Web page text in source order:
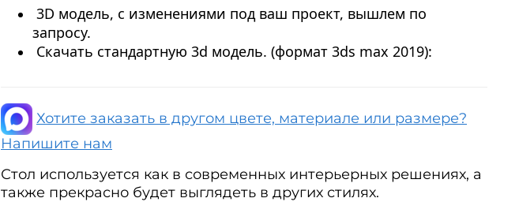
3D модель, с изменениями под ваш проект, вышлем по
запросу.
Скачать стандартную 3d модель. (формат 3ds max 2019):
Хотите заказать в другом цвете, материале или размере?
Напишите нам
Стол используется как в современных интерьерных решениях, а
также прекрасно будет выглядеть в других стилях.